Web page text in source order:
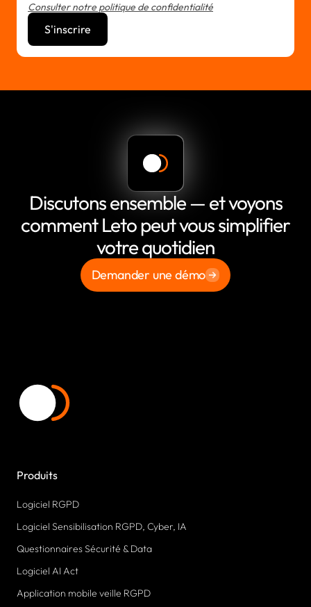
Consulter notre politique de confidentialité
Discutons ensemble — et voyons
comment Leto peut vous simplifier
votre quotidien
Demander une démo
Produits
Logiciel RGPD
Logiciel Sensibilisation RGPD, Cyber, IA
Questionnaires Sécurité & Data
Logiciel AI Act
Application mobile veille RGPD